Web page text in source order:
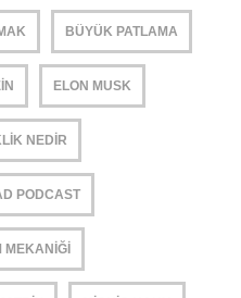
BÜYÜK PATLAMA
ELON MUSK
NEDIR
PODCAST
MEKANIĞI